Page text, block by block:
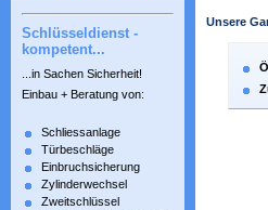
Schlüsseldienst -
kompetent...
...in Sachen Sicherheit!
Einbau + Beratung von:
Schliessanlage
Türbeschläge
Einbruchsicherung
Zylinderwechsel
Zweitschlüssel
Unsere